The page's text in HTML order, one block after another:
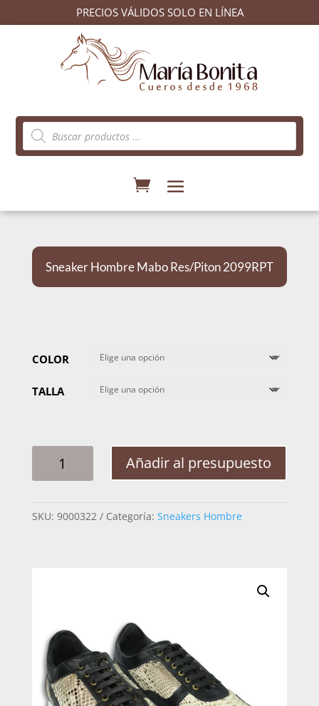
PRECIOS VÁLIDOS SOLO EN LÍNEA
Búsqueda
de
productos
Sneaker Hombre Mabo Res/Piton 2099RPT
COLOR
TALLA
HOMBRE
2099RPT
Añadir al presupuesto
SKU: 9000322 Categoría: Sneakers Hombre